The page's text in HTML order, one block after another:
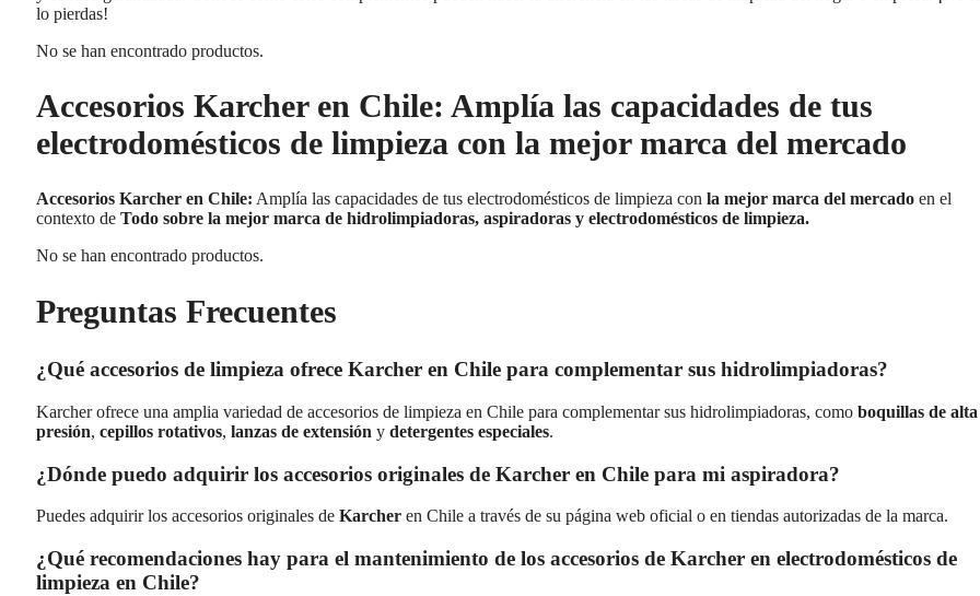
lo pierdas!
No se han encontrado productos.
Accesorios Karcher en Chile: Amplía las capacidades de tus
electrodomésticos de limpieza con la mejor marca del mercado
Accesorios Karcher en Chile: Amplía las capacidades de tus electrodomésticos de limpieza con la mejor marca del mercado en el
contexto de Todo sobre la mejor marca de hidrolimpiadoras, aspiradoras y electrodomésticos de limpieza.
No se han encontrado productos.
Preguntas Frecuentes
¿Qué accesorios de limpieza ofrece Karcher en Chile para complementar sus hidrolimpiadoras?
Karcher ofrece una amplia variedad de accesorios de limpieza en Chile para complementar sus hidrolimpiadoras, como boquillas de alta
presión, cepillos rotativos, lanzas de extensión y detergentes especiales.
¿Dónde puedo adquirir los accesorios originales de Karcher en Chile para mi aspiradora?
Puedes adquirir los accesorios originales de Karcher en Chile a través de su página web oficial o en tiendas autorizadas de la marca.
¿Qué recomendaciones hay para el mantenimiento de los accesorios de Karcher en electrodomésticos de
limpieza en Chile?